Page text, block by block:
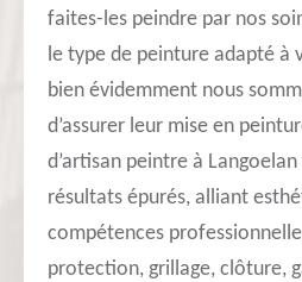
faites-les peindre par nos
le type de peinture adapté à
bien évidemment nous
d’assurer leur mise en
d’artisan peintre à
résultats épurés, alliant
compétences
protection, grillage, clôture,